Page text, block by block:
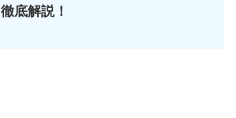
徹底解説！